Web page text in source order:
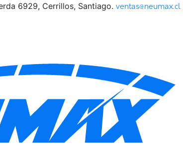
6929, Cerrillos, Santiago. ventas@neumax.cl